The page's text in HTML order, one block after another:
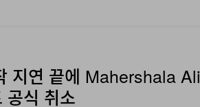
지연 끝에 Mahershala Ali
공식 취소